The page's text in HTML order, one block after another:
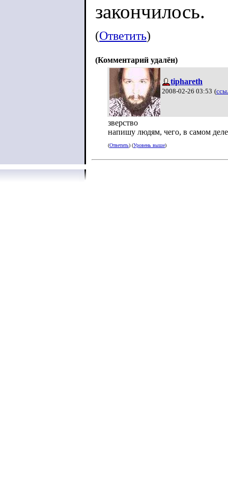
закончилось.
(Ответить)
(Комментарий удалён)
tiphareth
2008-02-26 03:53 (
зверство
напишу людям, чего, в самом деле
(Ответить) (Уровень выше)